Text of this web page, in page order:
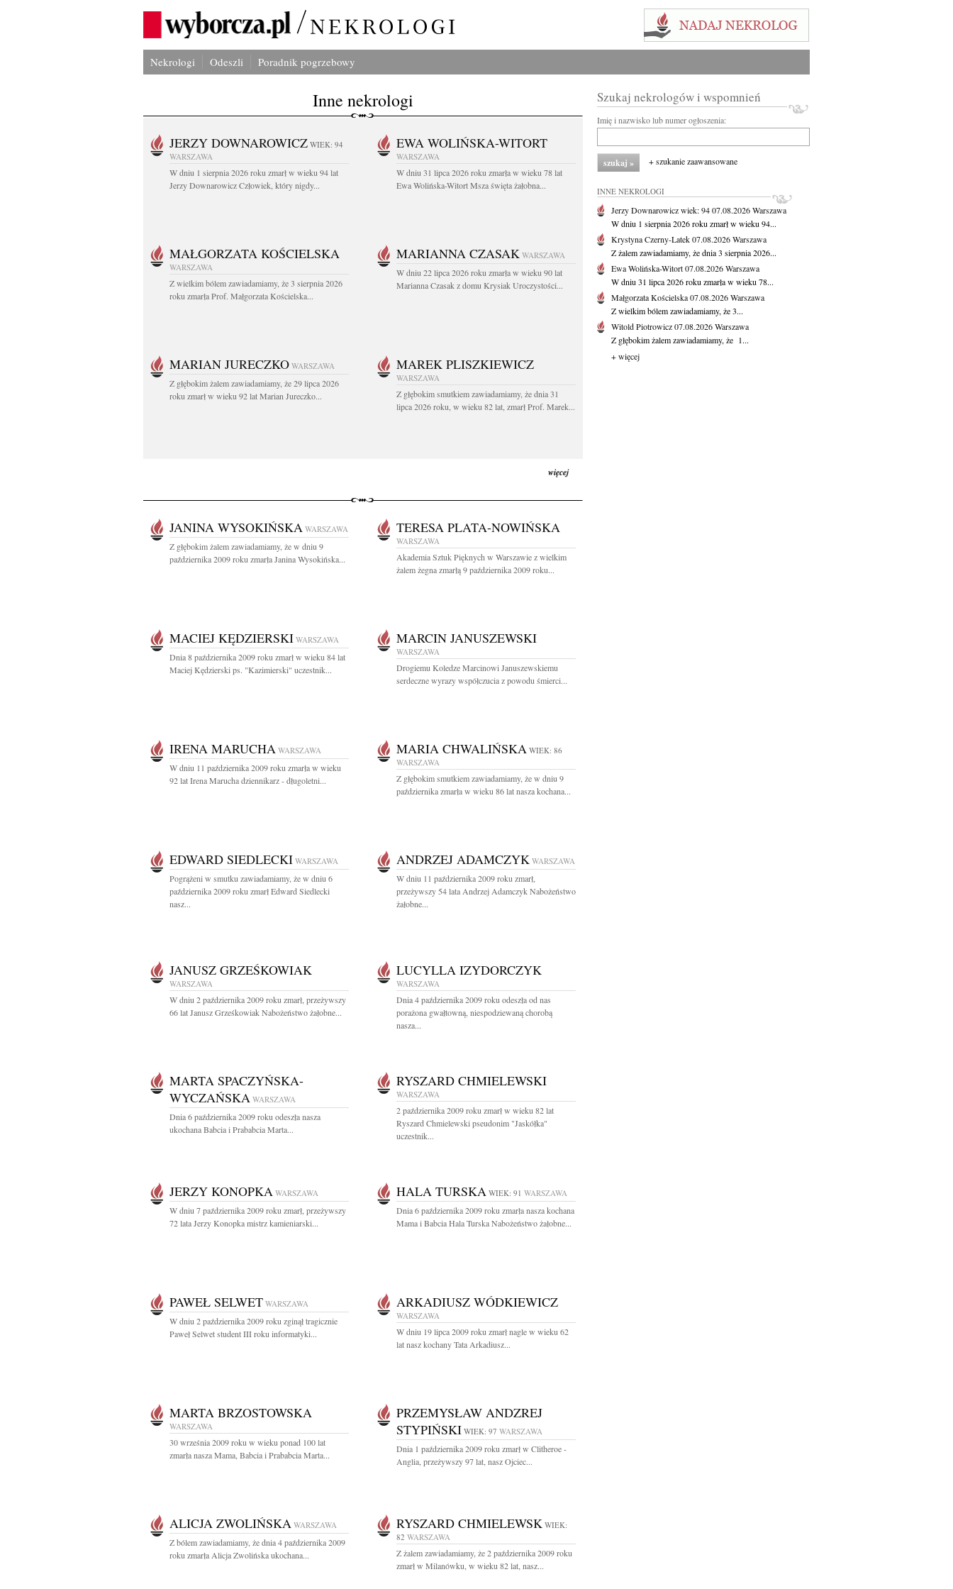
Nekrologi Odeszli Poradnik pogrzebowy
Inne nekrologi
JERZY DOWNAROWICZ WIEK: 94
WARSZAWA
W dniu 1 sierpnia 2026 roku zmarł w wieku 94 lat
Jerzy Downarowicz Człowiek, który nigdy...
EWA WOLIŃSKA-WITORT
WARSZAWA
W dniu 31 lipca 2026 roku zmarła w wieku 78 lat
Ewa Wolińska-Witort Msza święta żałobna...
MAŁGORZATA KOŚCIELSKA
WARSZAWA
Z wielkim bólem zawiadamiamy, że 3 sierpnia 2026
roku zmarła Prof. Małgorzata Kościelska...
MARIANNA CZASAK WARSZAWA
W dniu 22 lipca 2026 roku zmarła w wieku 90 lat
Marianna Czasak z domu Krysiak Uroczystości...
MARIAN JURECZKO WARSZAWA
Z głębokim żalem zawiadamiamy, że 29 lipca 2026
roku zmarł w wieku 92 lat Marian Jureczko...
MAREK PLISZKIEWICZ
WARSZAWA
Z głębokim smutkiem zawiadamiamy, że dnia 31
lipca 2026 roku, w wieku 82 lat, zmarł Prof. Marek...
więcej
JANINA WYSOKIŃSKA WARSZAWA
Z głębokim żalem zawiadamiamy, że w dniu 9
października 2009 roku zmarła Janina Wysokińska...
TERESA PLATA-NOWIŃSKA
WARSZAWA
Akademia Sztuk Pięknych w Warszawie z wielkim
żalem żegna zmarłą 9 października 2009 roku...
MACIEJ KĘDZIERSKI WARSZAWA
Dnia 8 października 2009 roku zmarł w wieku 84 lat
Maciej Kędzierski ps. "Kazimierski" uczestnik...
MARCIN JANUSZEWSKI
WARSZAWA
Drogiemu Koledze Marcinowi Januszewskiemu
serdeczne wyrazy współczucia z powodu śmierci...
IRENA MARUCHA WARSZAWA
W dniu 11 października 2009 roku zmarła w wieku
92 lat Irena Marucha dziennikarz - długoletni...
MARIA CHWALIŃSKA WIEK: 86
WARSZAWA
Z głębokim smutkiem zawiadamiamy, że w dniu 9
października zmarła w wieku 86 lat nasza kochana...
EDWARD SIEDLECKI WARSZAWA
Pogrążeni w smutku zawiadamiamy, że w dniu 6
października 2009 roku zmarł Edward Siedlecki
nasz...
ANDRZEJ ADAMCZYK WARSZAWA
W dniu 11 października 2009 roku zmarł,
przeżywszy 54 lata Andrzej Adamczyk Nabożeństwo
żałobne...
JANUSZ GRZEŚKOWIAK
WARSZAWA
W dniu 2 października 2009 roku zmarł, przeżywszy
66 lat Janusz Grześkowiak Nabożeństwo żałobne...
LUCYLLA IZYDORCZYK
WARSZAWA
Dnia 4 października 2009 roku odeszła od nas
porażona gwałtowną, niespodziewaną chorobą
nasza...
MARTA SPACZYŃSKA-
WYCZAŃSKA WARSZAWA
Dnia 6 października 2009 roku odeszła nasza
ukochana Babcia i Prababcia Marta...
RYSZARD CHMIELEWSKI
WARSZAWA
2 października 2009 roku zmarł w wieku 82 lat
Ryszard Chmielewski pseudonim "Jaskółka"
uczestnik...
JERZY KONOPKA WARSZAWA
W dniu 7 października 2009 roku zmarł, przeżywszy
72 lata Jerzy Konopka mistrz kamieniarski...
HALA TURSKA WIEK: 91 WARSZAWA
Dnia 6 października 2009 roku zmarła nasza kochana
Mama i Babcia Hala Turska Nabożeństwo żałobne...
PAWEŁ SELWET WARSZAWA
W dniu 2 października 2009 roku zginął tragicznie
Paweł Selwet student III roku informatyki...
ARKADIUSZ WÓDKIEWICZ
WARSZAWA
W dniu 19 lipca 2009 roku zmarł nagle w wieku 62
lat nasz kochany Tata Arkadiusz...
MARTA BRZOSTOWSKA
WARSZAWA
30 września 2009 roku w wieku ponad 100 lat
zmarła nasza Mama, Babcia i Prababcia Marta...
PRZEMYSŁAW ANDZREJ
STYPIŃSKI WIEK: 97 WARSZAWA
Dnia 1 października 2009 roku zmarł w Clitheroe -
Anglia, przeżywszy 97 lat, nasz Ojciec...
ALICJA ZWOLIŃSKA WARSZAWA
Z bólem zawiadamiamy, że dnia 4 października 2009
roku zmarła Alicja Zwolińska ukochana...
RYSZARD CHMIELEWSK WIEK:
82 WARSZAWA
Z żalem zawiadamiamy, że 2 października 2009 roku
zmarł w Milanówku, w wieku 82 lat, nasz...
Szukaj nekrologów i wspomnień
Imię i nazwisko lub numer ogłoszenia:
+ szukanie zaawansowane
INNE NEKROLOGI
Jerzy Downarowiczwiek: 9407.08.2026Warszawa
W dniu 1 sierpnia 2026 roku zmarł w wieku 94...
Krystyna Czerny-Latek07.08.2026Warszawa
Z żalem zawiadamiamy, że dnia 3 sierpnia 2026...
Ewa Wolińska-Witort07.08.2026Warszawa
W dniu 31 lipca 2026 roku zmarła w wieku 78...
Małgorzata Kościelska07.08.2026Warszawa
Z wielkim bólem zawiadamiamy, że 3...
Witold Piotrowicz07.08.2026Warszawa
Z głębokim żalem zawiadamiamy, że 1...
+ więcej